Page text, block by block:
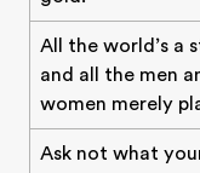
All the world’s a
and all the men
women merely
Ask not what